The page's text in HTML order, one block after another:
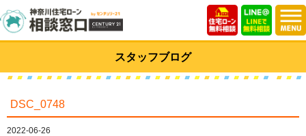
スタッフブログ
DSC_0748
2022-06-26